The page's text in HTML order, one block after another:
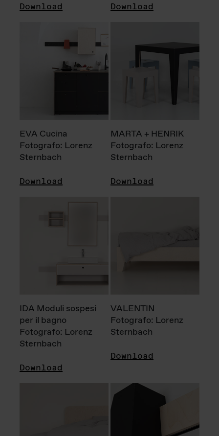
Download Download
EVA Cucina
Fotografo: Lorenz
Sternbach
Download
MARTA + HENRIK
Fotografo: Lorenz
Sternbach
Download
IDA Moduli sospesi
per il bagno
Fotografo: Lorenz
Sternbach
Download
VALENTIN
Fotografo: Lorenz
Sternbach
Download